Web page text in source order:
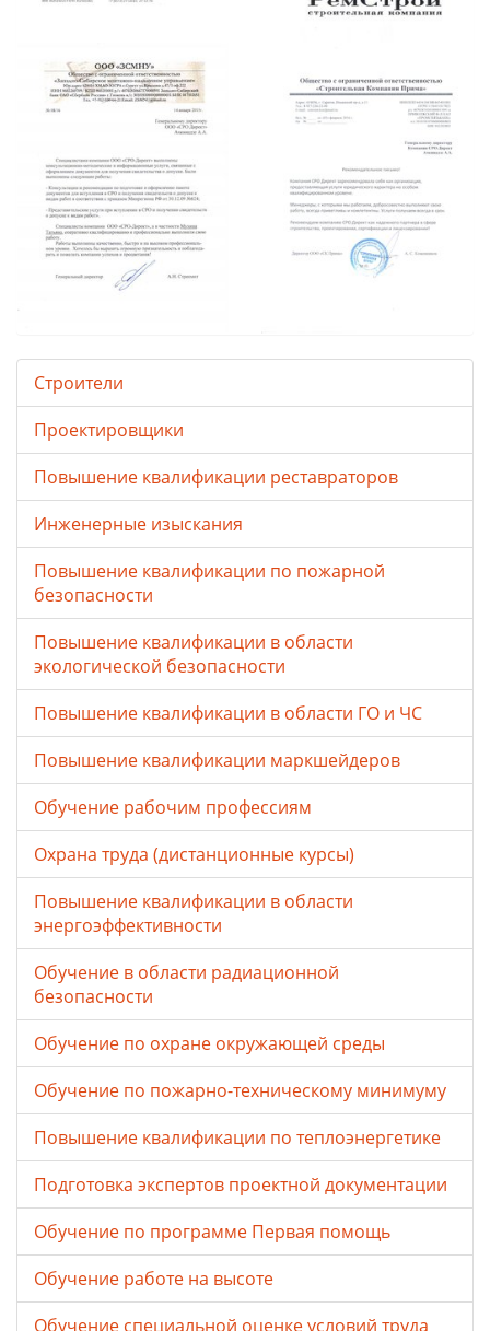
Строители
Проектировщики
Повышение квалификации реставраторов
Инженерные изыскания
Повышение квалификации по пожарной
безопасности
Повышение квалификации в области
экологической безопасности
Повышение квалификации в области ГО и ЧС
Повышение квалификации маркшейдеров
Обучение рабочим профессиям
Охрана труда (дистанционные курсы)
Повышение квалификации в области
энергоэффективности
Обучение в области радиационной
безопасности
Обучение по охране окружающей среды
Обучение по пожарно-техническому минимуму
Повышение квалификации по теплоэнергетике
Подготовка экспертов проектной документации
Обучение по программе Первая помощь
Обучение работе на высоте
Обучение специальной оценке условий труда